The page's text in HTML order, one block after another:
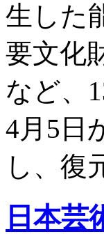
生した
要文化
など、
4月5日
し、復
日本芸